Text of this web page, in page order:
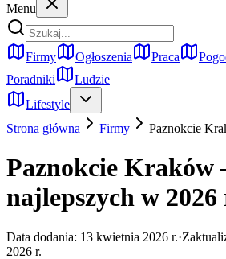
Menu
Firmy Ogłoszenia Praca
Poradniki
Ludzie
Lifestyle
Strona główna
Firmy Paznokcie
Paznokcie Kraków
najlepszych w
Data dodania: 13 kwietnia 2026 r.·
2026 r.